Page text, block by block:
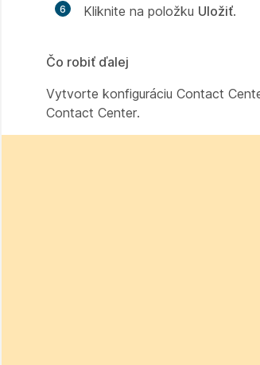
6 Kliknite na položku Uložiť.
Čo robiť ďalej
Vytvorte konfiguráciu Contact
Contact Center.